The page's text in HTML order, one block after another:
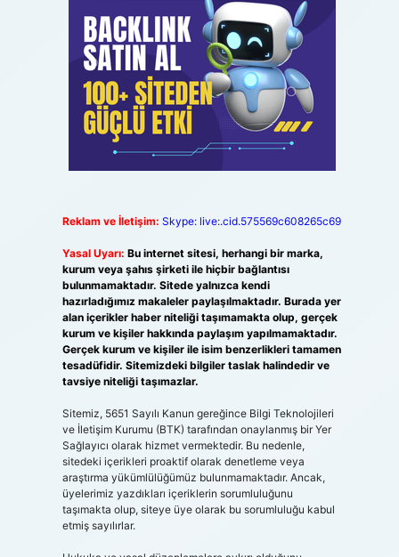
Reklam ve İletişim: Skype: live:.cid.575569c608265c69
Yasal Uyarı: Bu internet sitesi, herhangi bir marka,
kurum veya şahıs şirketi ile hiçbir bağlantısı
bulunmamaktadır. Sitede yalnızca kendi
hazırladığımız makaleler paylaşılmaktadır. Burada yer
alan içerikler haber niteliği taşımamakta olup, gerçek
kurum ve kişiler hakkında paylaşım yapılmamaktadır.
Gerçek kurum ve kişiler ile isim benzerlikleri tamamen
tesadüfidir. Sitemizdeki bilgiler taslak halindedir ve
tavsiye niteliği taşımazlar.
Sitemiz, 5651 Sayılı Kanun gereğince Bilgi Teknolojileri
ve İletişim Kurumu (BTK) tarafından onaylanmış bir Yer
Sağlayıcı olarak hizmet vermektedir. Bu nedenle,
sitedeki içerikleri proaktif olarak denetleme veya
araştırma yükümlülüğümüz bulunmamaktadır. Ancak,
üyelerimiz yazdıkları içeriklerin sorumluluğunu
taşımakta olup, siteye üye olarak bu sorumluluğu kabul
etmiş sayılırlar.